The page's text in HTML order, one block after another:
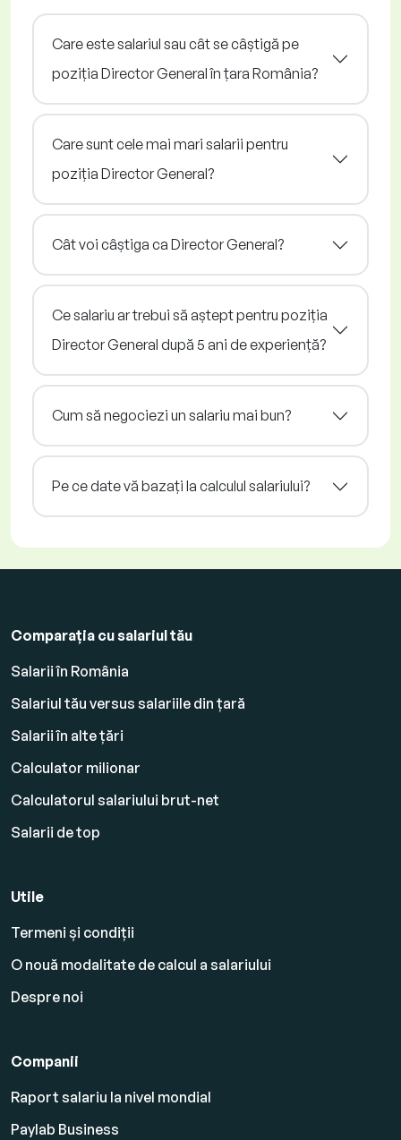
Care este salariul sau cât se câștigă pe
poziția Director General în țara România?
Care sunt cele mai mari salarii pentru
poziția Director General?
Cât voi câștiga ca Director General?
Ce salariu ar trebui să aștept pentru poziția
Director General după 5 ani de experiență?
Cum să negociezi un salariu mai bun?
Pe ce date vă bazați la calculul salariului?
Comparația cu salariul tău
Salarii în România
Salariul tău versus salariile din țară
Salarii în alte țări
Calculator milionar
Calculatorul salariului brut-net
Salarii de top
Utile
Termeni și condiții
O nouă modalitate de calcul a salariului
Despre noi
Companii
Raport salariu la nivel mondial
Paylab Business